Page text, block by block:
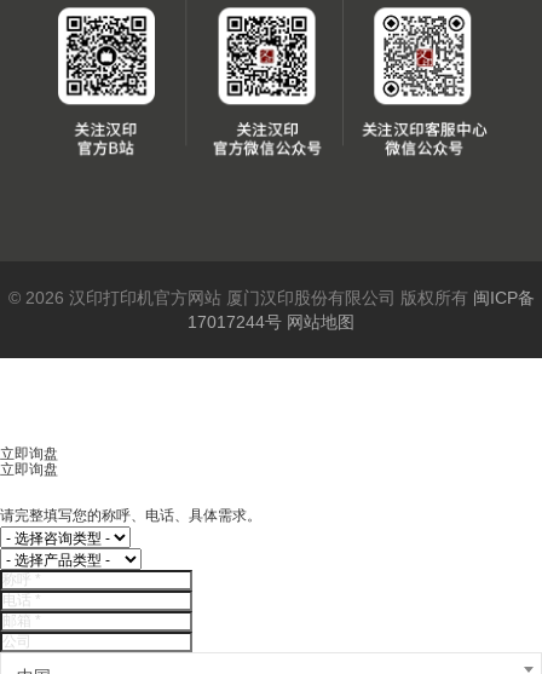
© 2026 汉印打印机官方网站 厦门汉印股份有限公司 版权所有 闽ICP备
17017244号 网站地图
立即询盘
立即询盘
请完整填写您的称呼、电话、具体需求。